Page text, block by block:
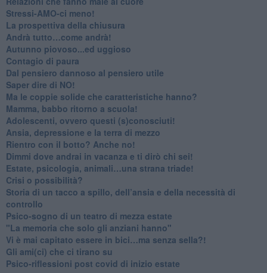
​Stressi-AMO-ci meno!
​La prospettiva della chiusura
​Andrà tutto…come andrà!
Autunno piovoso...ed uggioso
​Contagio di paura
​Dal pensiero dannoso al pensiero utile
​Saper dire di NO!
​Ma le coppie solide che caratteristiche hanno?
​Mamma, babbo ritorno a scuola!
Adolescenti, ovvero questi (s)conosciuti!
Ansia, depressione e la terra di mezzo
​Rientro con il botto? Anche no!
Dimmi dove andrai in vacanza e ti dirò chi sei!
​Estate, psicologia, animali…una strana triade!
​Crisi o possibilità?
​Storia di un tacco a spillo, dell’ansia e della necessità di
controllo
​Psico-sogno di un teatro di mezza estate
"La memoria che solo gli anziani hanno"
​Vi è mai capitato essere in bici…ma senza sella?!
​Gli ami(ci) che ci tirano su
Psico-riflessioni post covid di inizio estate